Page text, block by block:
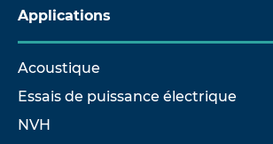
Applications
Acoustique
Essais de puissance électrique
NVH